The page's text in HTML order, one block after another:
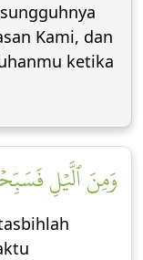
Kami, dan
ketika
وَمِنَ ٱلَّيۡلِ